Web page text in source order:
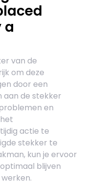
a
van de
om deze
door een
aan de stekker
en
actie te
stekker te
kun je ervoor
blijven